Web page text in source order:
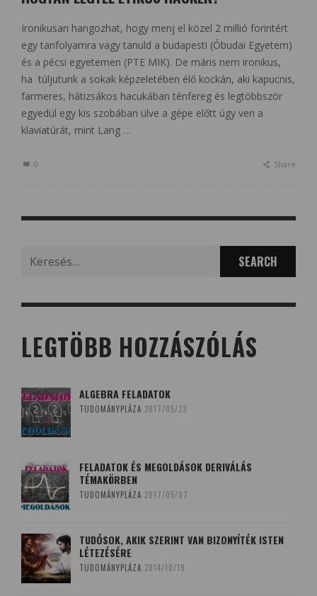
Ironikusan hangozhat, hogy menj el közel 2 millió forintért
egy tanfolyamra vagy tanuld a budapesti (Óbudai Egyetem)
és a pécsi egyetemen (PTE MIK). De máris nem ironikus,
ha túljutunk a sokak képzeletében élő kockán, aki kapucnis,
farmeres, hátizsákos hacukában ténfereg és legtöbbször
egyedül egy kis szobában ülve a gépe előtt úgy veri a
klaviatúrát, mint Lang …
0 Share
LEGTÖBB HOZZÁSZÓLÁS
ALGEBRA FELADATOK
TUDOMÁNYPLÁZA 2017/05/23
FELADATOK ÉS MEGOLDÁSOK DERIVÁLÁS
TÉMAKÖRBEN
TUDOMÁNYPLÁZA 2017/05/07
TUDÓSOK, AKIK SZERINT VAN BIZONYÍTÉK ISTEN
LÉTEZÉSÉRE
TUDOMÁNYPLÁZA 2014/10/19